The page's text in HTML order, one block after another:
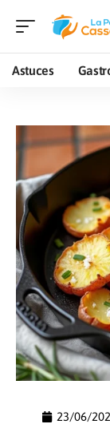
Astuces
23/06/